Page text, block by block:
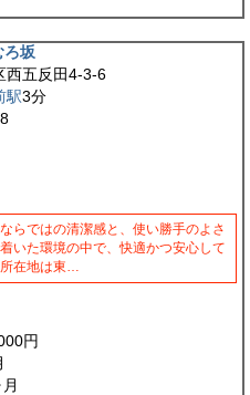
ろ坂
西五反田4-3-6
駅3分
らではの清潔感と、使い勝手のよさ
いた環境の中で、快適かつ安心して
在地は東…
円